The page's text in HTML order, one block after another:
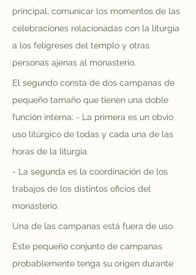
principal, comunicar los momentos de las
celebraciones relacionadas con la liturgia
a los feligreses del templo y otras
personas ajenas al monasterio.
El segundo consta de dos campanas de
pequeño tamaño que tienen una doble
función interna: - La primera es un obvio
uso litúrgico de todas y cada una de las
horas de la liturgia.
- La segunda es la coordinación de los
trabajos de los distintos oficios del
monasterio.
Una de las campanas está fuera de uso.
Este pequeño conjunto de campanas
probablemente tenga su origen durante